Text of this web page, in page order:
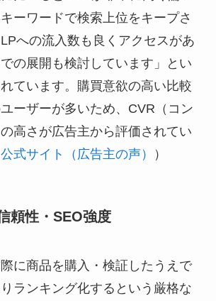
ーワードで検索上位をキープさ
への流入数も良くアクセスがあ
の展開も検討しています」とい
ています。購買意欲の高い比較
ーザーが多いため、CVR（コン
高さが広告主から評価されてい
公式サイト（広告主の声） ）
頼性・SEO強度
に商品を購入・検証したうえで
ランキング化するという厳格な